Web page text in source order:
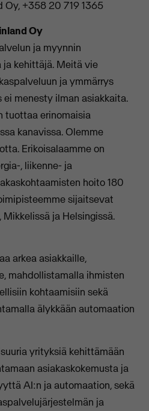
Oy, +358 20 719 1365
Oy
ja myynnin
kehittäjä. Meitä vie
ja ymmärrys
menesty ilman asiakkaita.
tuottaa erinomaisia
kanavissa. Olemme
Erikoisalaamme on
, liikenne- ja
hoito 180
sijaitsevat
Mikkelissä ja Helsingissä.
arkea asiakkaille,
mahdollistamalla ihmisten
kohtaamisiin sekä
älykkään automaation
yrityksiä kehittämään
asiakaskokemusta ja
AI:n ja automaation, sekä
ja